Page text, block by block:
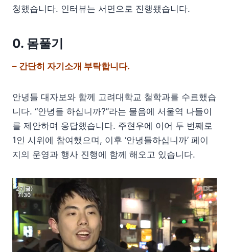
청했습니다. 인터뷰는 서면으로 진행됐습니다.
0. 몸풀기
– 간단히 자기소개 부탁합니다.
안녕들 대자보와 함께 고려대학교 철학과를 수료했습
니다. “안녕들 하십니까?”라는 물음에 서울역 나들이
를 제안하며 응답했습니다. 주현우에 이어 두 번째로
1인 시위에 참여했으며, 이후 ‘안녕들하십니까’ 페이
지의 운영과 행사 진행에 함께 해오고 있습니다.